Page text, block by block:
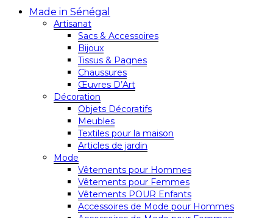
Made in Sénégal
Artisanat
Sacs & Accessoires
Bijoux
Tissus & Pagnes
Chaussures
Œuvres D’Art
Décoration
Objets Décoratifs
Meubles
Textiles pour la maison
Articles de jardin
Mode
Vêtements pour Hommes
Vêtements pour Femmes
Vêtements POUR Enfants
Accessoires de Mode pour Hommes